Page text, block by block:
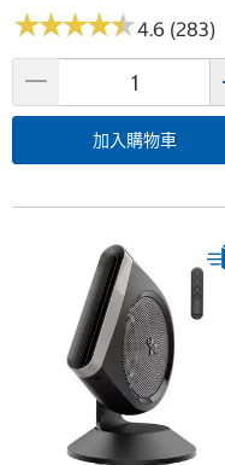
★★★★★
★★★★★4.6 (283)
加入購物車